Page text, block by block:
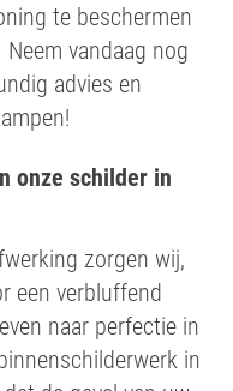
te beschermen
vandaag nog
advies en
onze schilder in
zorgen wij,
een verbluffend
naar perfectie in
in